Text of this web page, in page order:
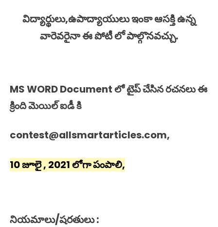
విద్యార్థులు,ఉపాద్యాయులు ఇంకా ఆసక్తి ఉన్న
వారెవరైనా ఈ పోటీ లో పాల్గొనవచ్చు.
MS WORD Document లో టైప్ చేసిన రచనలు ఈ
క్రింది మెయిల్ ఐడీ కి
contest@allsmartarticles.com,
10 జూలై , 2021 లోగా పంపాలి,
నియమాలు/షరతులు :